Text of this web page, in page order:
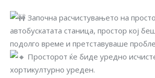
Започна расчистувањето на
автобускатата станица, простор кој
подолго време и претставуваше
Просторот ќе биде уредно
хортикултурно уреден.